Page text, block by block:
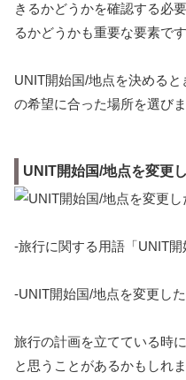
きるかどうかを確認する必
るかどうかも重要な要素です
UNIT開始国/地点を決める
の希望に合った場所を選びま
UNIT開始国/地点を変更
-旅行に関する用語「UNIT
-UNIT開始国/地点を変更し
旅行の計画を立てている時
と思うことがあるかもしれ